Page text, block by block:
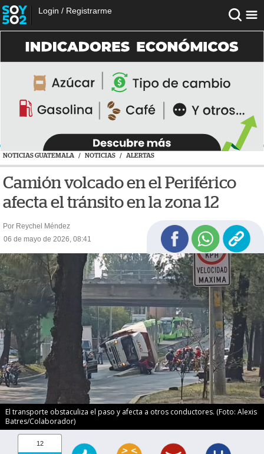
Login / Registrarme
NOTICIAS GUATEMALA / NOTICIAS / ALERTAS
Camión volcado en el Periférico
afecta el tránsito en la zona 12
Por Reychel Méndez
06 de mayo de 2026, 08:41
El transporte obstaculiza el paso y afecta a otros conductores. (Foto: Alexis
Batres/Colaborador)
12